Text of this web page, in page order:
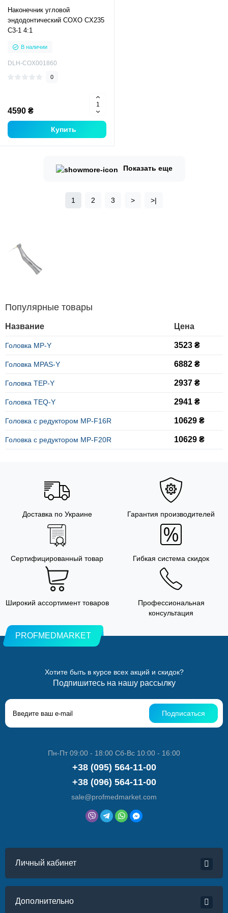
Наконечник угловой
эндодонтический COXO CX235
C3-1 4:1
В наличии
DLH-COX001860
0
4590 ₴
Купить
Показать еще
1 2 3 > >|
Популярные товары
Название Цена
Головка MP-Y 3523 ₴
Головка MPAS-Y 6882 ₴
Головка TEP-Y 2937 ₴
Головка TEQ-Y 2941 ₴
Головка с редуктором MP-F16R 10629 ₴
Головка с редуктором MP-F20R 10629 ₴
Доставка по Украине Гарантия производителей
Сертифицированный товар Гибкая система скидок
Широкий ассортимент товаров
Профессиональная
консультация
PROFMEDMARKET
Хотите быть в курсе всех акций и скидок?
Подпишитесь на нашу рассылку
Подписаться
Пн-Пт 09:00 - 18:00 Сб-Вс 10:00 - 16:00
+38 (095) 564-11-00
+38 (096) 564-11-00
sale@profmedmarket.com
Личный кабинет
Дополнительно